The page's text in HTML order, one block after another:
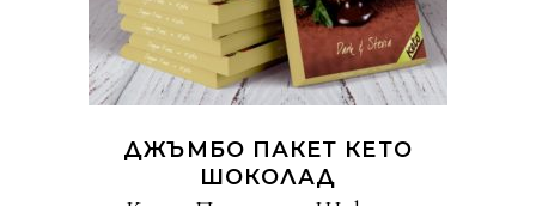
ДЖЪМБО ПАКЕТ КЕТО
ШОКОЛАД